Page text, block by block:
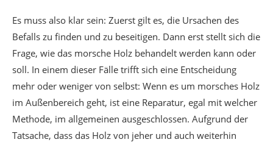
Es muss also klar sein: Zuerst gilt es, die Ursachen des
Befalls zu finden und zu beseitigen. Dann erst stellt sich die
Frage, wie das morsche Holz behandelt werden kann oder
soll. In einem dieser Fälle trifft sich eine Entscheidung
mehr oder weniger von selbst: Wenn es um morsches Holz
im Außenbereich geht, ist eine Reparatur, egal mit welcher
Methode, im allgemeinen ausgeschlossen. Aufgrund der
Tatsache, dass das Holz von jeher und auch weiterhin